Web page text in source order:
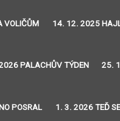
VOLIČŮM 14. 12. 2025
PALACHŮV TÝDEN 25.
POSRAL 1. 3. 2026 TEĎ